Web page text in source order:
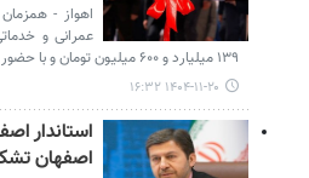
اهواز -
عمرانی و
۱۳۹ میلیارد و ۶۰۰ میلیون تومان و با حضور استاندار خوزستان به بهره‌برداری رسید.
۱۴۰۴-۱۱-۲۰ ۱۶:۳۲
استاندار
اصفهان